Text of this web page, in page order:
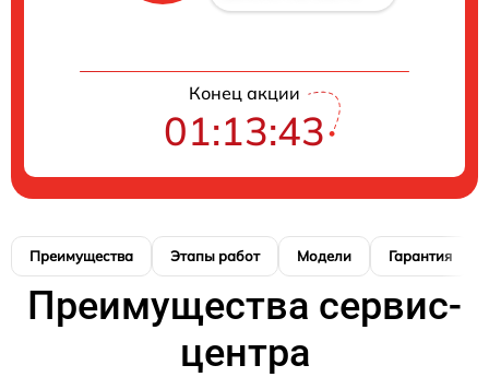
Конец акции
01:13:42
Преимущества Этапы работ Модели Гарантия
Преимущества сервис-
центра